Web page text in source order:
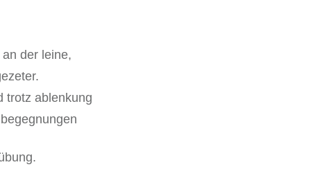
der leine,
trotz ablenkung